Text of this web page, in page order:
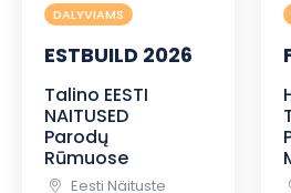
DALYVIAMS
ESTBUILD 2026
Talino EESTI
NAITUSED
Parodų
Rūmuose
Eesti Näituste